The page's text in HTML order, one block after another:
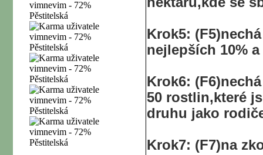
Krok5:
nejlepších 10%
Krok6:
50 rostlin,které
druhu jako
Krok7: (F7)na